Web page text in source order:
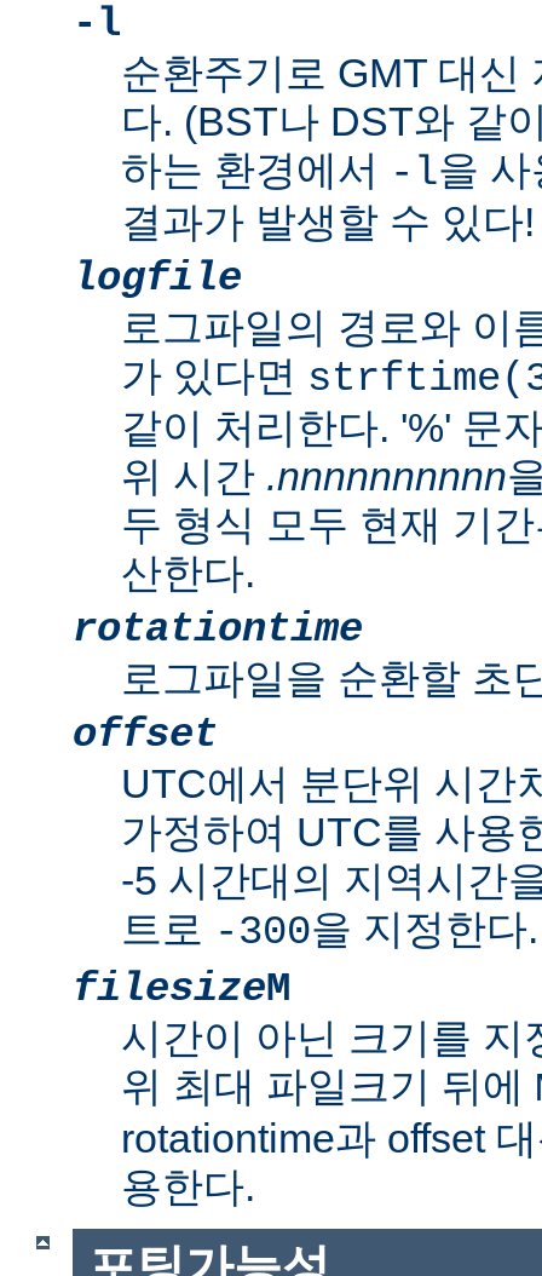
-l
순환주기로 GMT 대신
다. (BST나 DST와 같
하는 환경에서 -l을
결과가 발생할 수 있다!
logfile
로그파일의 경로와 이
가 있다면
같이 처리한다. '%' 문
위 시간 .nnnnnnnnnn
두 형식 모두 현재 기
산한다.
rotationtime
로그파일을 순환할 초
offset
UTC에서 분단위 시간
가정하여 UTC를 사용
-5 시간대의 지역시간
트로 -300을 지정한다.
filesizeM
시간이 아닌 크기를
위 최대 파일크기 뒤에
rotationtime과 offset
용한다.